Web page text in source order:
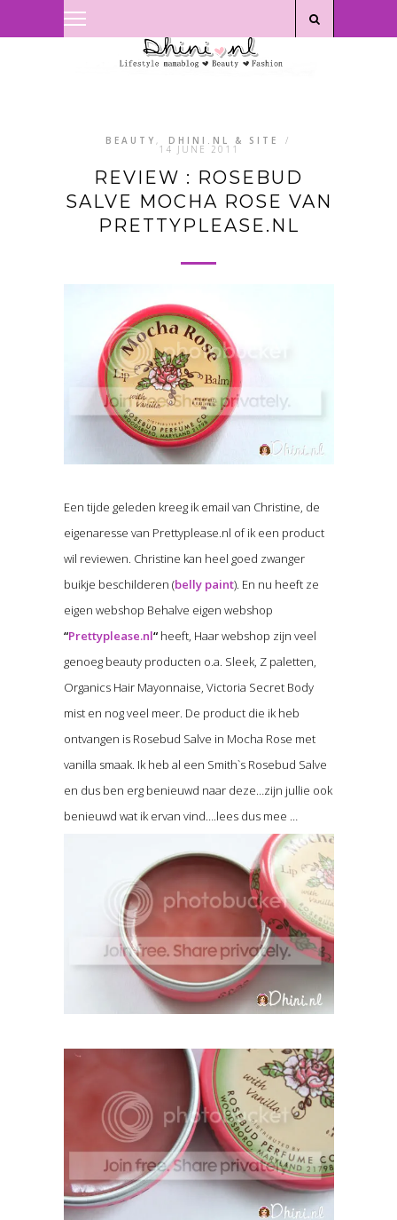
BEAUTY , DHINI.NL & SITE /
14 JUNE 2011
REVIEW : ROSEBUD
SALVE MOCHA ROSE VAN
PRETTYPLEASE.NL
Een tijde geleden kreeg ik email van Christine, de
eigenaresse van Prettyplease.nl of ik een product
wil reviewen. Christine kan heel goed zwanger
buikje beschilderen (belly paint). En nu heeft ze
eigen webshop Behalve eigen webshop
“Prettyplease.nl“heeft, Haar webshop zijn veel
genoeg beauty producten o.a. Sleek, Z paletten,
Organics Hair Mayonnaise, Victoria Secret Body
mist en nog veel meer. De product die ik heb
ontvangen is Rosebud Salve in Mocha Rose met
vanilla smaak. Ik heb al een Smith`s Rosebud Salve
en dus ben erg benieuwd naar deze…zijn jullie ook
benieuwd wat ik ervan vind….lees dus mee …